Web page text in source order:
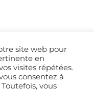
site web pour
en
visites répétées.
consentez à
vous